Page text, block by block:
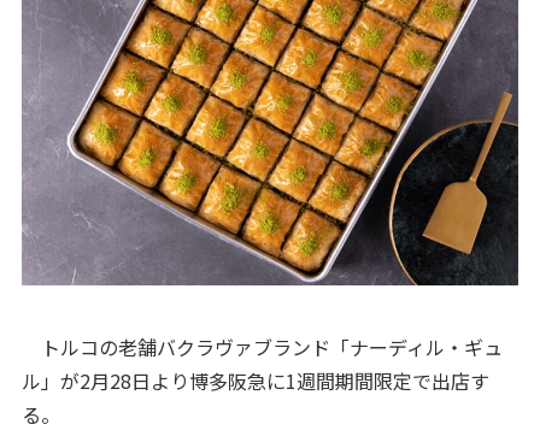
トルコの老舗バクラヴァブランド「ナーディル・ギュ
ル」が2月28日より博多阪急に1週間期間限定で出店す
る。